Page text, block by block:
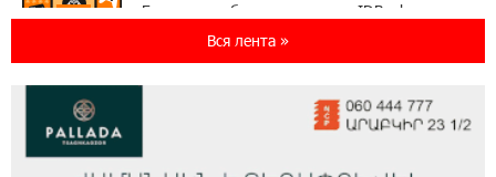
«Бесплатные бонусы в играх»: IDBank
предупреждает о кибератаках на школьников
ЕАЭС со временем будет расширяться. Когда-
будет уже поздно
Вся лента »